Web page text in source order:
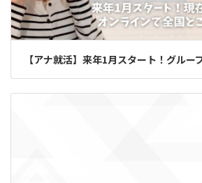
【アナ就活】来年1月スタート！グルー